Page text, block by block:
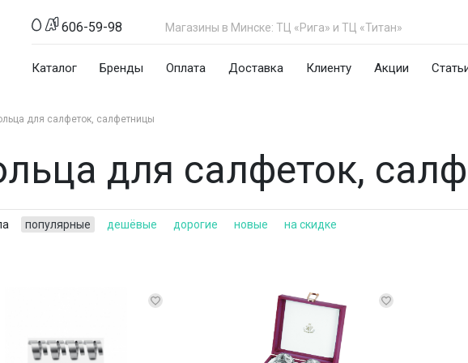
606-59-98 Магазины в Минске: ТЦ «Рига» и ТЦ «Титан»
Каталог Бренды Оплата Доставка Клиенту Акции
для салфеток, салфетницы
для салфеток,
популярные дешёвые дорогие новые на скидке